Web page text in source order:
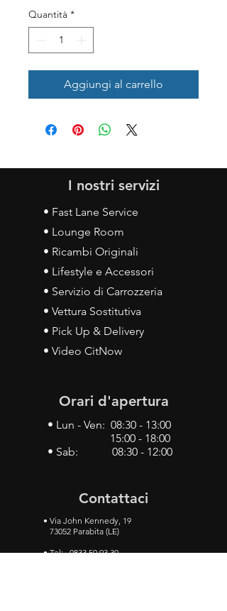
Quantità *
Aggiungi al carrello
I nostri servizi
• Fast Lane Service
• Lounge Room
• Ricambi Originali
• Lifestyle e Accessori
• Servizio di Carrozzeria
• Vettura Sostitutiva
• Pick Up & Delivery
• Video CitNow
Orari d'apertura
• Lun - Ven: 08:30 - 13:00
15:00 - 18:00
• Sab: 08:30 - 12:00
Contattaci
• Via John Kennedy, 19
73052 Parabita (LE)
• Tel:0833 50 93 30